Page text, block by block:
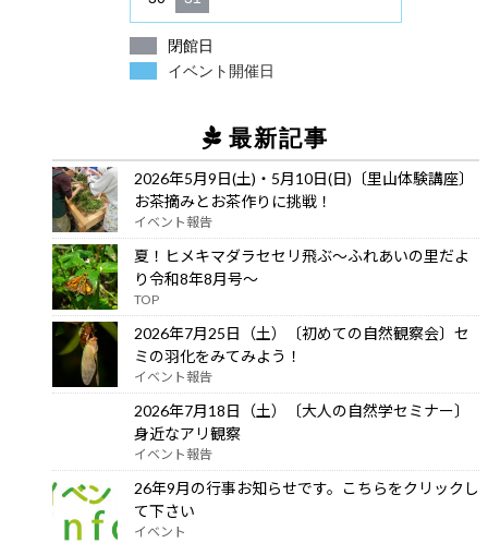
閉館日
イベント開催日
最新記事
2026年5月9日(土)・5月10日(日)〔里山体験講座〕
お茶摘みとお茶作りに挑戦！
イベント報告
夏！ヒメキマダラセセリ飛ぶ～ふれあいの里だよ
り令和8年8月号～
TOP
2026年7月25日（土）〔初めての自然観察会〕セ
ミの羽化をみてみよう！
イベント報告
2026年7月18日（土）〔大人の自然学セミナー〕
身近なアリ観察
イベント報告
26年9月の行事お知らせです。こちらをクリックし
て下さい
イベント